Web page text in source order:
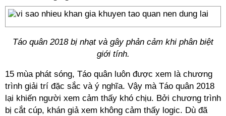
Táo quân 2018 bị nhạt và gây phản cảm khi phân biệt
giới tính.
15 mùa phát sóng, Táo quân luôn được xem là chương
trình giải trí đặc sắc và ý nghĩa. Vậy mà Táo quân 2018
lại khiến người xem cảm thấy khó chịu. Bởi chương trình
bị cắt cúp, khán giả xem không cảm thấy logic. Dù đã